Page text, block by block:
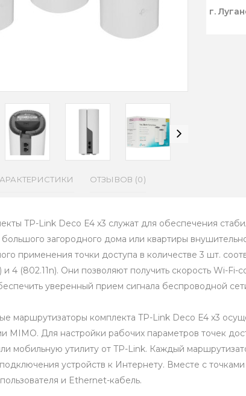
г.
ОТЗЫВОВ (0)
TP-Link Deco E4 x3 служат для обеспечения
загородного дома или квартиры
применения точки доступа в количестве 3 шт.
и 4 (802.11n). Они позволяют получить скорость Wi-
уверенный прием сигнала беспроводной
маршрутизаторы комплекта TP-Link Deco E4 x3
MIMO. Для настройки рабочих параметров точек
мобильную утилиту от TP-Link. Каждый
устройств к Интернету. Вместе с
и Ethernet-кабель.